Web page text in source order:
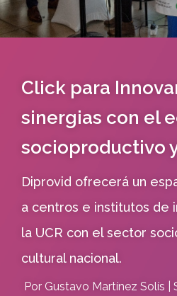
Click para
sinergias con el
socioproductivo
Diprovid ofrecerá un
a centros e institutos de
la UCR con el sector
cultural nacional.
Por Gustavo Martínez Solís |